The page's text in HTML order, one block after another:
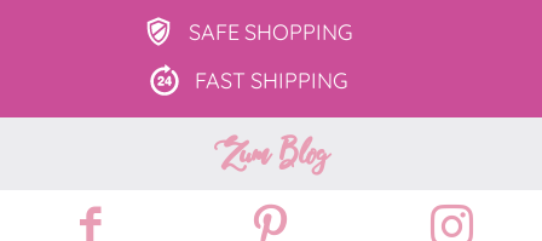
SAFE SHOPPING
FAST SHIPPING
Zum Blog